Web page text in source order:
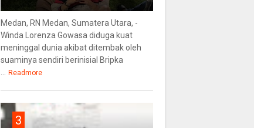
Medan, RN Medan, Sumatera Utara, -
Winda Lorenza Gowasa diduga kuat
meninggal dunia akibat ditembak oleh
suaminya sendiri berinisial Bripka
Readmore
3